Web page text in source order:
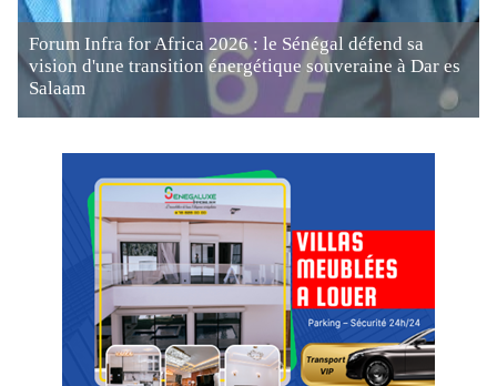
Forum Infra for Africa 2026 : le Sénégal défend sa
vision d'une transition énergétique souveraine à Dar es
Salaam